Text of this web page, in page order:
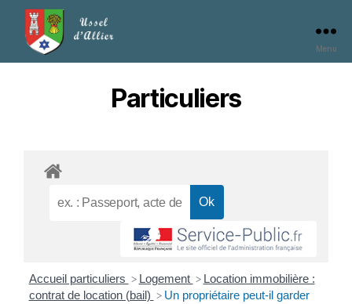
Menu
Particuliers
Accueil particuliers > Logement > Location immobilière :
contrat de location (bail) > Un propriétaire peut-il garder